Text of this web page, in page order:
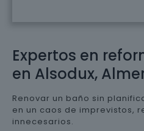
Expertos en
en Alsodux,
Renovar un baño sin
en un caos de imprevistos,
innecesarios.